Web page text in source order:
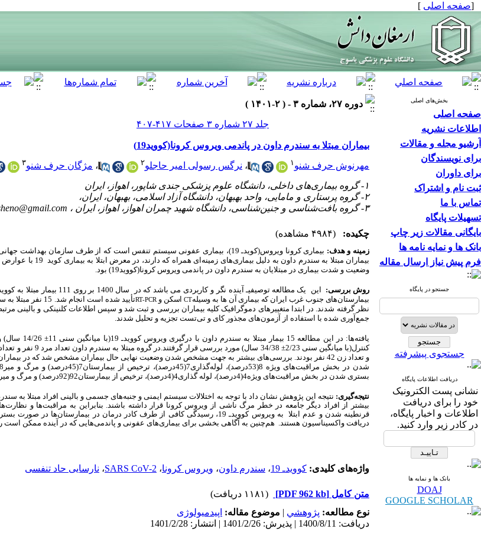
[صفحه اصلی ]
بخش‌های اصلی
صفحه اصلی
اطلاعات نشریه
آرشیو مجله و مقالات
برای نویسندگان
برای داوران
ثبت نام و اشتراک
تماس با ما
تسهیلات پایگاه
بایگانی مقالات زیر چاپ
بانک ها و نمایه نامه ها
فرم پیش نیاز ارسال مقاله
جستجو در پایگاه
جستجوی پیشرفته
دریافت اطلاعات پایگاه
نشانی پست الکترونیک
خود را برای دریافت
اطلاعات و اخبار پایگاه،
در کادر زیر وارد کنید.
بانک ها و نمایه ها
DOAJ
GOOGLE SCHOLAR
دوره ۲۷، شماره ۳ - ( ۲-۱۴۰۱ )
جلد ۲۷ شماره ۳ صفحات ۴۱۷-۴۰۷
بیماران مبتلا به سندرم داون در پاندمی ویروس کرونا(کووید19)
مهرنوش حرف شنو ۱ ، نرگس رسولی امیر حاجلو۲ ، مژگان حرف شنو۳
۱- گروه بیماری‌های داخلی، دانشگاه علوم پزشکی جندی شاپور، اهواز، ایران
۲- گروه پرستاری و مامایی، واحد بهبهان، دانشگاه آزاد اسلامی، بهبهان، ایران،
۳- گروه بافت‌شناسی و جنین‌شناسی، دانشگاه شهید چمران اهواز، اهواز، ایران ،
چکیده: (۴۹۸۴ مشاهده)
زمینه و هدف: بیماری کرونا ویروس(کویدـ
19)، بیماری عفونی سیستم تنفس است که از طرف سازمان بهداشت
بیماران مبتلا به سندرم
وضعیت و شدت بیماری در مبتلایان به سندرم داون در پاندمی ویروس کرونا(کووید19 ) بود.
روش بررسی: این یک مطالعه توصیفیـ
بیمارستان‌های جنوب غرب ایران که بیماری آن ها به وسیلهCTاسکن وRT-PCR
جمع‌آوری شده با استفاده از آزمون‌های مجذور کای و تی‌تست تجزیه و تحلیل شدند.
یافتهها: در این مطالعه 15 بیمار مبتلا به سندرم داون با درگیری ویروس کوویدـ 19(با میانگین سنی 11
±
کنترل(با میانگین سنی 2/23
±
و تعداد زن 42 نفر بودند. بررسی‌های بیشتر به جهت مشخص شدن وضعیت نهایی حال بیماران مشخص شد که در
بستری شدن در بخش مراقبت‌های ویژه4(4درصد)، لوله گذاری4(4درصد)، ترخیص از بیمارستان92(92درصد) و مرگ و میر4(4درصد) به دست آمد( 05/0
نتیجه‌گیری: نتیجه این پژوهش نشان داد با توجه به اختلالات سیستم ایمنی و جنبه‌های جسمی و بالینی افراد مبتلا به
بیشتر از افراد دیگر جامعه در خطر مرگ ناشی از ویروس کرونا قرار داشته باشند. بنابراین به مراقبت‌ها و
قرنطینه شدن و عدم ابتلا به ویروس کوویدـ
19، رسیدگی‌ کافی از طرف کادر درمان در بیمارستان‌ها در صورت
دریافت واکسیناسیون هستند. هم‌چنین به آگاهی بخشی برای بیماری‌های عفونی و پاندمی‌هایی که در آینده ممکن است
واژه‌های کلیدی: کوویدـ 19 ، سندرم داون، ویروس کرونا، SARS CoV-2، نارسایی حاد تنفسی
متن کامل [PDF 962 kb]
(۱۱۸۱ دریافت)
نوع مطالعه: پژوهشي | موضوع مقاله: اپیدمیولوژی
دریافت: 1400/8/11 | پذیرش: 1401/2/26 | انتشار: 1401/2/28